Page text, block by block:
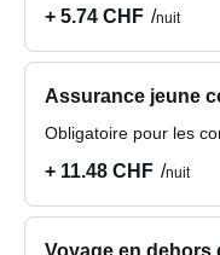
+ 5.74 CHF
nuit
Assurance jeune
Obligatoire pour les
+ 11.48 CHF nuit
Voyage en dehors